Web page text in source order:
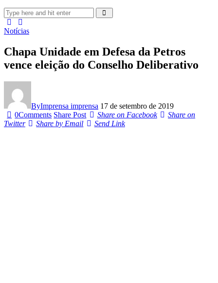
Notícias
Chapa Unidade em Defesa da Petros
vence eleição do Conselho Deliberativo
ByImprensa imprensa 17 de setembro de 2019
0Comments Share Post Share on Facebook
Share on
Twitter
Share by Email Send Link